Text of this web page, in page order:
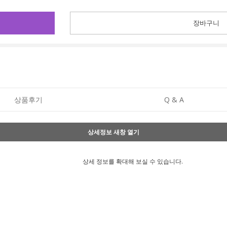
장바구니
상품후기 Q & A
상세정보 새창 열기
상세 정보를 확대해 보실 수 있습니다.